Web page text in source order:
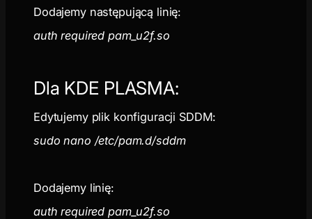
Dodajemy następującą linię:
auth required pam_u2f.so
Dla KDE PLASMA:
Edytujemy plik konfiguracji SDDM:
sudo nano /etc/pam.d/sddm
Dodajemy linię:
auth required pam_u2f.so